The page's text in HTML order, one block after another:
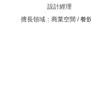
設計經理
擅長領域：商業空間 / 餐